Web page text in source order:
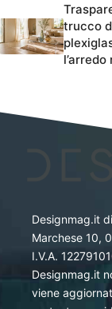
trucco
Designmag.it
Marchese 10,
I.V.A.
Designmag.it
viene